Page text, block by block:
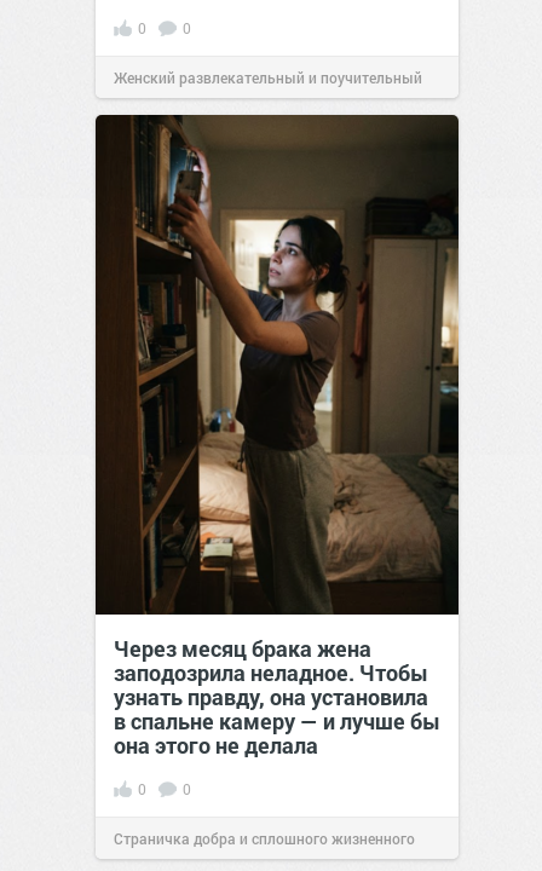
0 0
Женский развлекательный и поучительный
сайт.23:23Вчера
Через месяц брака жена
заподозрила неладное. Чтобы
узнать правду, она установила
в спальне камеру — и лучше бы
она этого не делала
0 0
Страничка добра и сплошного жизненного